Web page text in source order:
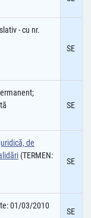
- cu nr.
SE
SE
de
(TERMEN:
SE
01/03/2010
SE